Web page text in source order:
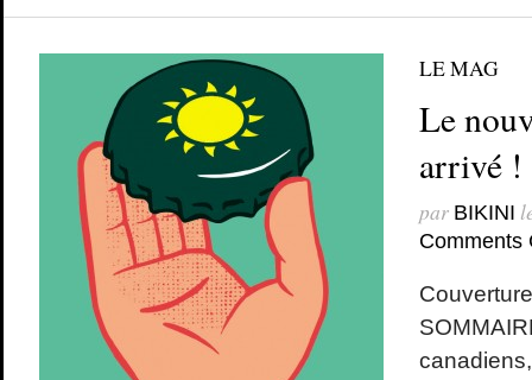
LE MAG
Le
arrivé !
par BIKINI
Comments